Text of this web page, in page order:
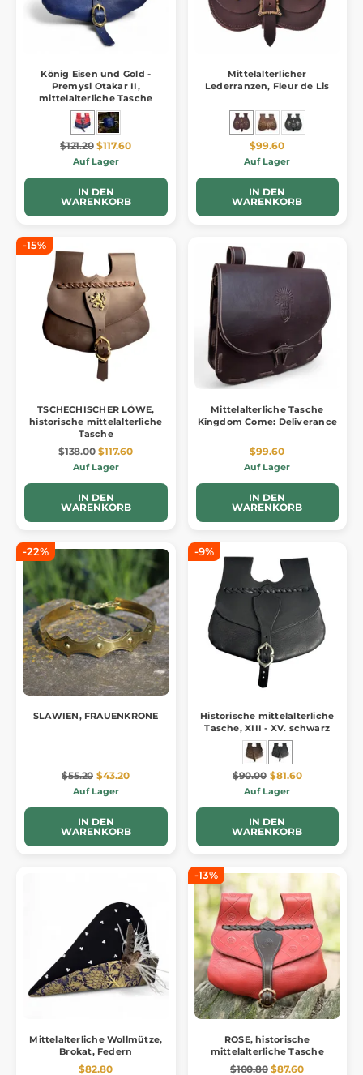
König Eisen und Gold -
Premysl Otakar II,
mittelalterliche Tasche
$121.20 $117.60
Auf Lager
IN DEN
WARENKORB
Mittelalterlicher
Lederranzen, Fleur de Lis
$99.60
Auf Lager
IN DEN
WARENKORB
-15%
TSCHECHISCHER LÖWE,
historische mittelalterliche
Tasche
$138.00 $117.60
Auf Lager
IN DEN
WARENKORB
Mittelalterliche Tasche
Kingdom Come: Deliverance
$99.60
Auf Lager
IN DEN
WARENKORB
-22%
SLAWIEN, FRAUENKRONE
$55.20 $43.20
Auf Lager
IN DEN
WARENKORB
-9%
Historische mittelalterliche
Tasche, XIII - XV. schwarz
$90.00 $81.60
Auf Lager
IN DEN
WARENKORB
Mittelalterliche Wollmütze,
Brokat, Federn
$82.80
-13%
ROSE, historische
mittelalterliche Tasche
$100.80 $87.60